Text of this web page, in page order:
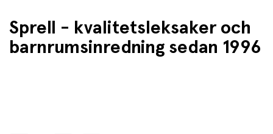
Sprell - kvalitetsleksaker och
barnrumsinredning sedan 1996